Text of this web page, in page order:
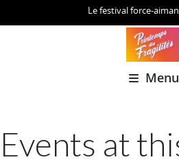
Le festival force-
Menu
Events at